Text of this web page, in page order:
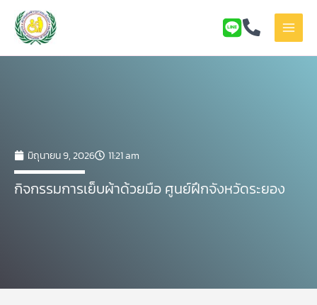
content
มิถุนายน 9, 2026 11:21 am
กิจกรรมการเย็บผ้าด้วยมือ ศูนย์ฝึกจังหวัดระยอง